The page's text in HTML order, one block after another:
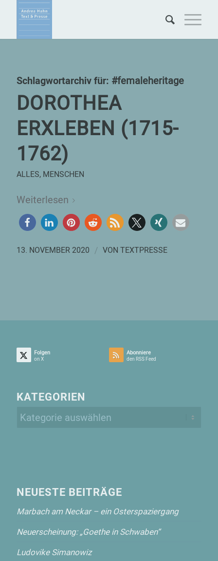
Schlagwortarchiv für: #femaleheritage
DOROTHEA
ERXLEBEN (1715-
1762)
ALLES, MENSCHEN
Weiterlesen
13. NOVEMBER 2020 / VON TEXTPRESSE
Folgen
on X
Abonniere
den RSS Feed
KATEGORIEN
Kategorien
NEUESTE BEITRÄGE
Marbach am Neckar – ein Osterspaziergang
Neuerscheinung: „Goethe in Schwaben“
Ludovike Simanowiz